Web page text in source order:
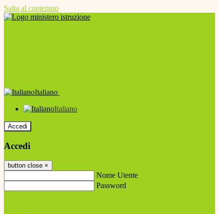
Salta al contenuto
Italiano
Italiano
Accedi
Accedi
button close ×
Nome Utente
Password